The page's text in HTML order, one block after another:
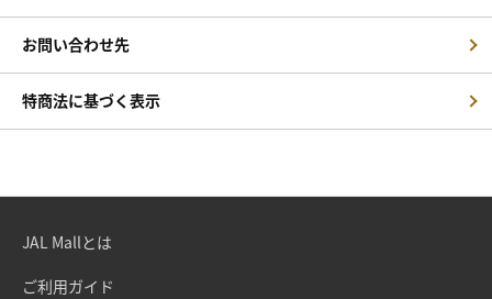
お問い合わせ先
特商法に基づく表示
JAL Mallとは
ご利用ガイド